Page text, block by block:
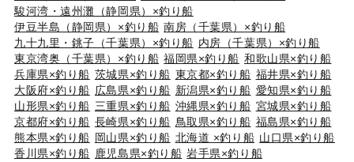
駿河湾・遠州灘（静岡県）×釣り船
伊豆半島（静岡県）×釣り船 南房（千葉県）×釣り船
九十九里・銚子（千葉県）×釣り船 内房（千葉県）×釣り船
東京湾奥（千葉県）×釣り船 福岡県×釣り船 和歌山県×釣り船
兵庫県×釣り船 茨城県×釣り船 東京都×釣り船 福井県×釣り船
大阪府×釣り船 広島県×釣り船 新潟県×釣り船 愛知県×釣り船
山形県×釣り船 三重県×釣り船 沖縄県×釣り船 宮城県×釣り船
京都府×釣り船 長崎県×釣り船 鳥取県×釣り船 福島県×釣り船
熊本県×釣り船 岡山県×釣り船 北海道 ×釣り船 山口県×釣り船
香川県×釣り船 鹿児島県×釣り船 岩手県×釣り船